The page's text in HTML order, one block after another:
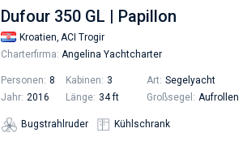
Dufour 350 GL | Papillon
Kroatien, ACI Trogir
Charterfirma: Angelina Yachtcharter
Personen: 8 Kabinen: 3 Art: Segelyacht
Jahr: 2016 Länge: 34 ft Großsegel: Aufrollen
Bugstrahlruder Kühlschrank